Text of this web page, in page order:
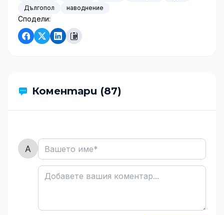
Дългопол
наводнение
Сподели:
Коментари (87)